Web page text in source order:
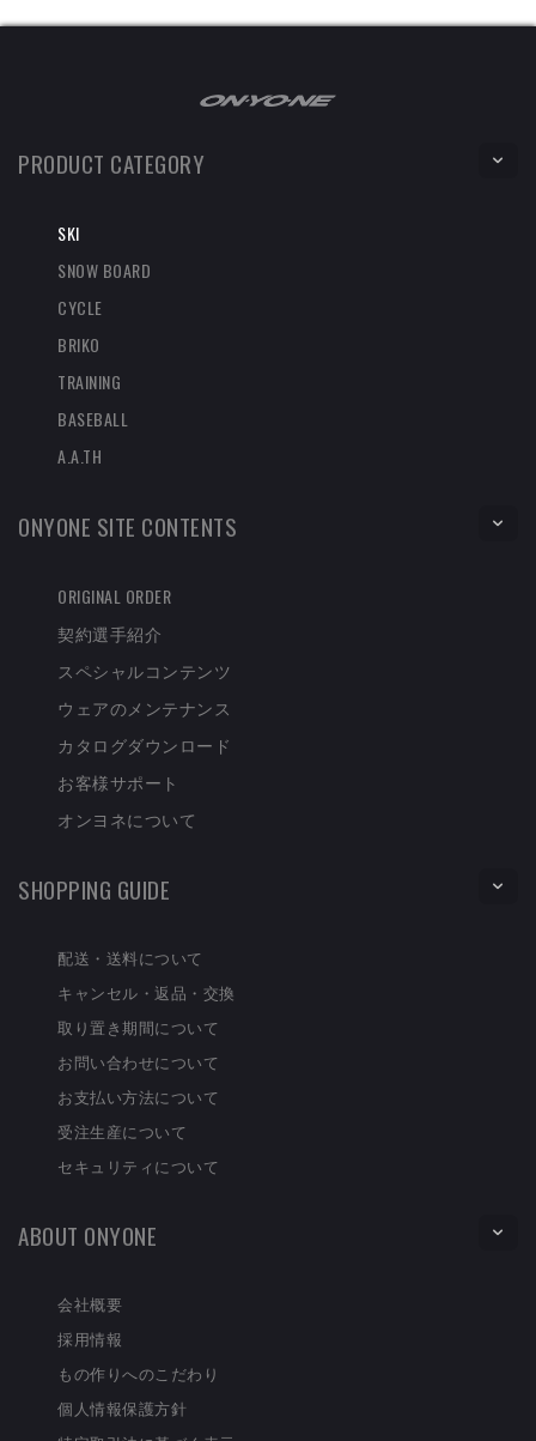
PRODUCT CATEGORY
SKI
SNOW BOARD
CYCLE
BRIKO
TRAINING
BASEBALL
A.A.TH
ONYONE SITE CONTENTS
ORIGINAL ORDER
契約選手紹介
スペシャルコンテンツ
ウェアのメンテナンス
カタログダウンロード
お客様サポート
オンヨネについて
SHOPPING GUIDE
配送・送料について
キャンセル・返品・交換
取り置き期間について
お問い合わせについて
お支払い方法について
受注生産について
セキュリティについて
ABOUT ONYONE
会社概要
採用情報
もの作りへのこだわり
個人情報保護方針